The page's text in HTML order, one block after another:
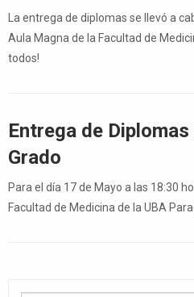
La entrega de diplomas se llevó a
Aula Magna de la Facultad de
todos!
Entrega de
Grado
Para el día 17 de Mayo a las 18:30
Facultad de Medicina de la UBA